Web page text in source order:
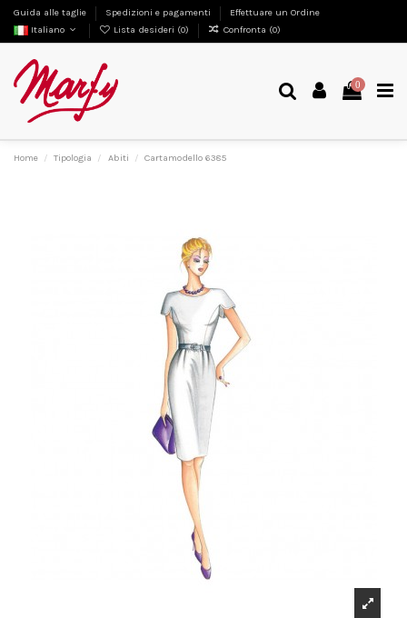
Guida alle taglie Spedizioni e pagamenti
Effettuare un Ordine
Italiano
Lista desideri (0) Confronta (0)
0
Home Tipologia Abiti Cartamodello 6385